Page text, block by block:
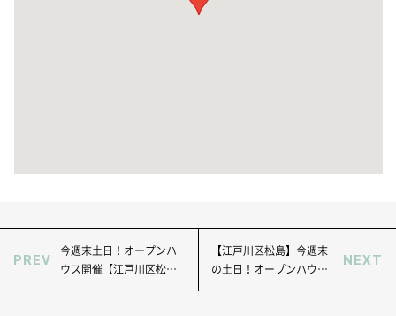
PREV
今週末土日！オープンハ
ウス開催【江戸川区松島
【江戸川区松島】今週末
の土日！オープンハウス
NEXT